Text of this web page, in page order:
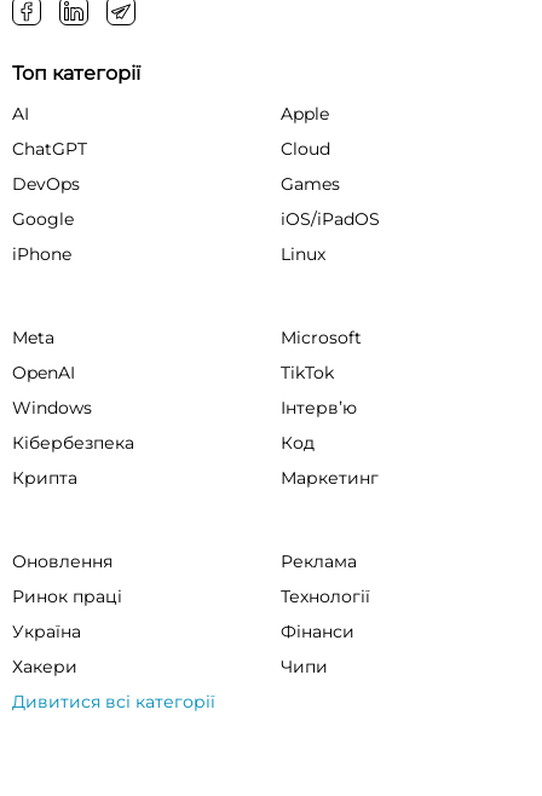
Топ категорії
AI
Apple
ChatGPT
Cloud
DevOps
Games
Google
iOS/iPadOS
iPhone
Linux
Meta
Microsoft
OpenAI
TikTok
Windows
Інтервʼю
Кібербезпека
Код
Крипта
Маркетинг
Оновлення
Реклама
Ринок праці
Технології
Україна
Фінанси
Хакери
Чипи
Дивитися всі категорії